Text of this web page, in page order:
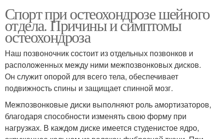
Спорт при остеохондрозе шейного
отдела. Причины и симптомы
остеохондроза
Наш позвоночник состоит из отдельных позвонков и
расположенных между ними межпозвонковых дисков.
Он служит опорой для всего тела, обеспечивает
подвижность спины и защищает спинной мозг.
Межпозвонковые диски выполняют роль амортизаторов,
благодаря способности изменять свою форму при
нагрузках. В каждом диске имеется студенистое ядро,